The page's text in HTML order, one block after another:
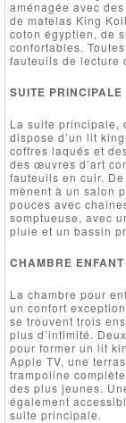
aménagée avec
de matelas King
coton égyptien, de
confortables.
fauteuils de lecture
SUITE PRINCIPALE
La suite principale,
dispose d’un lit
coffres laqués et
des œuvres d’art
fauteuils en cuir.
mènent à un salon
pouces avec
somptueuse, avec
pluie et un bassin
CHAMBRE ENFANT
La chambre pour
un confort
se trouvent trois
plus d’intimité.
pour former un lit
Apple TV, une
trampoline
des plus jeunes.
également
suite principale.